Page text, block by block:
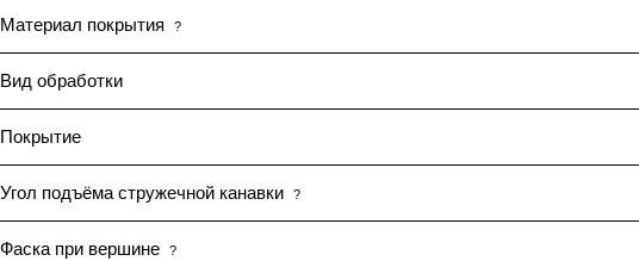
Материал покрытия ?
Вид обработки
Покрытие
Угол подъёма стружечной канавки ?
Фаска при вершине ?